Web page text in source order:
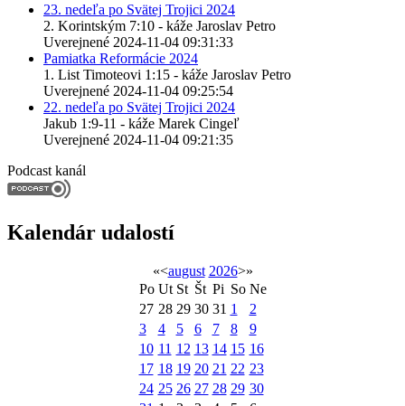
23. nedeľa po Svätej Trojici 2024
2. Korintským 7:10 - káže Jaroslav Petro
Uverejnené 2024-11-04 09:31:33
Pamiatka Reformácie 2024
1. List Timoteovi 1:15 - káže Jaroslav Petro
Uverejnené 2024-11-04 09:25:54
22. nedeľa po Svätej Trojici 2024
Jakub 1:9-11 - káže Marek Cingeľ
Uverejnené 2024-11-04 09:21:35
Podcast kanál
Kalendár udalostí
«<august 2026>»
Po Ut St Št Pi So Ne
27 28 29 30 31 1
2
3
4 5 6 7 8
9
10 11 12 13 14 15 16
17 18 19 20 21 22 23
24 25 26 27 28 29 30